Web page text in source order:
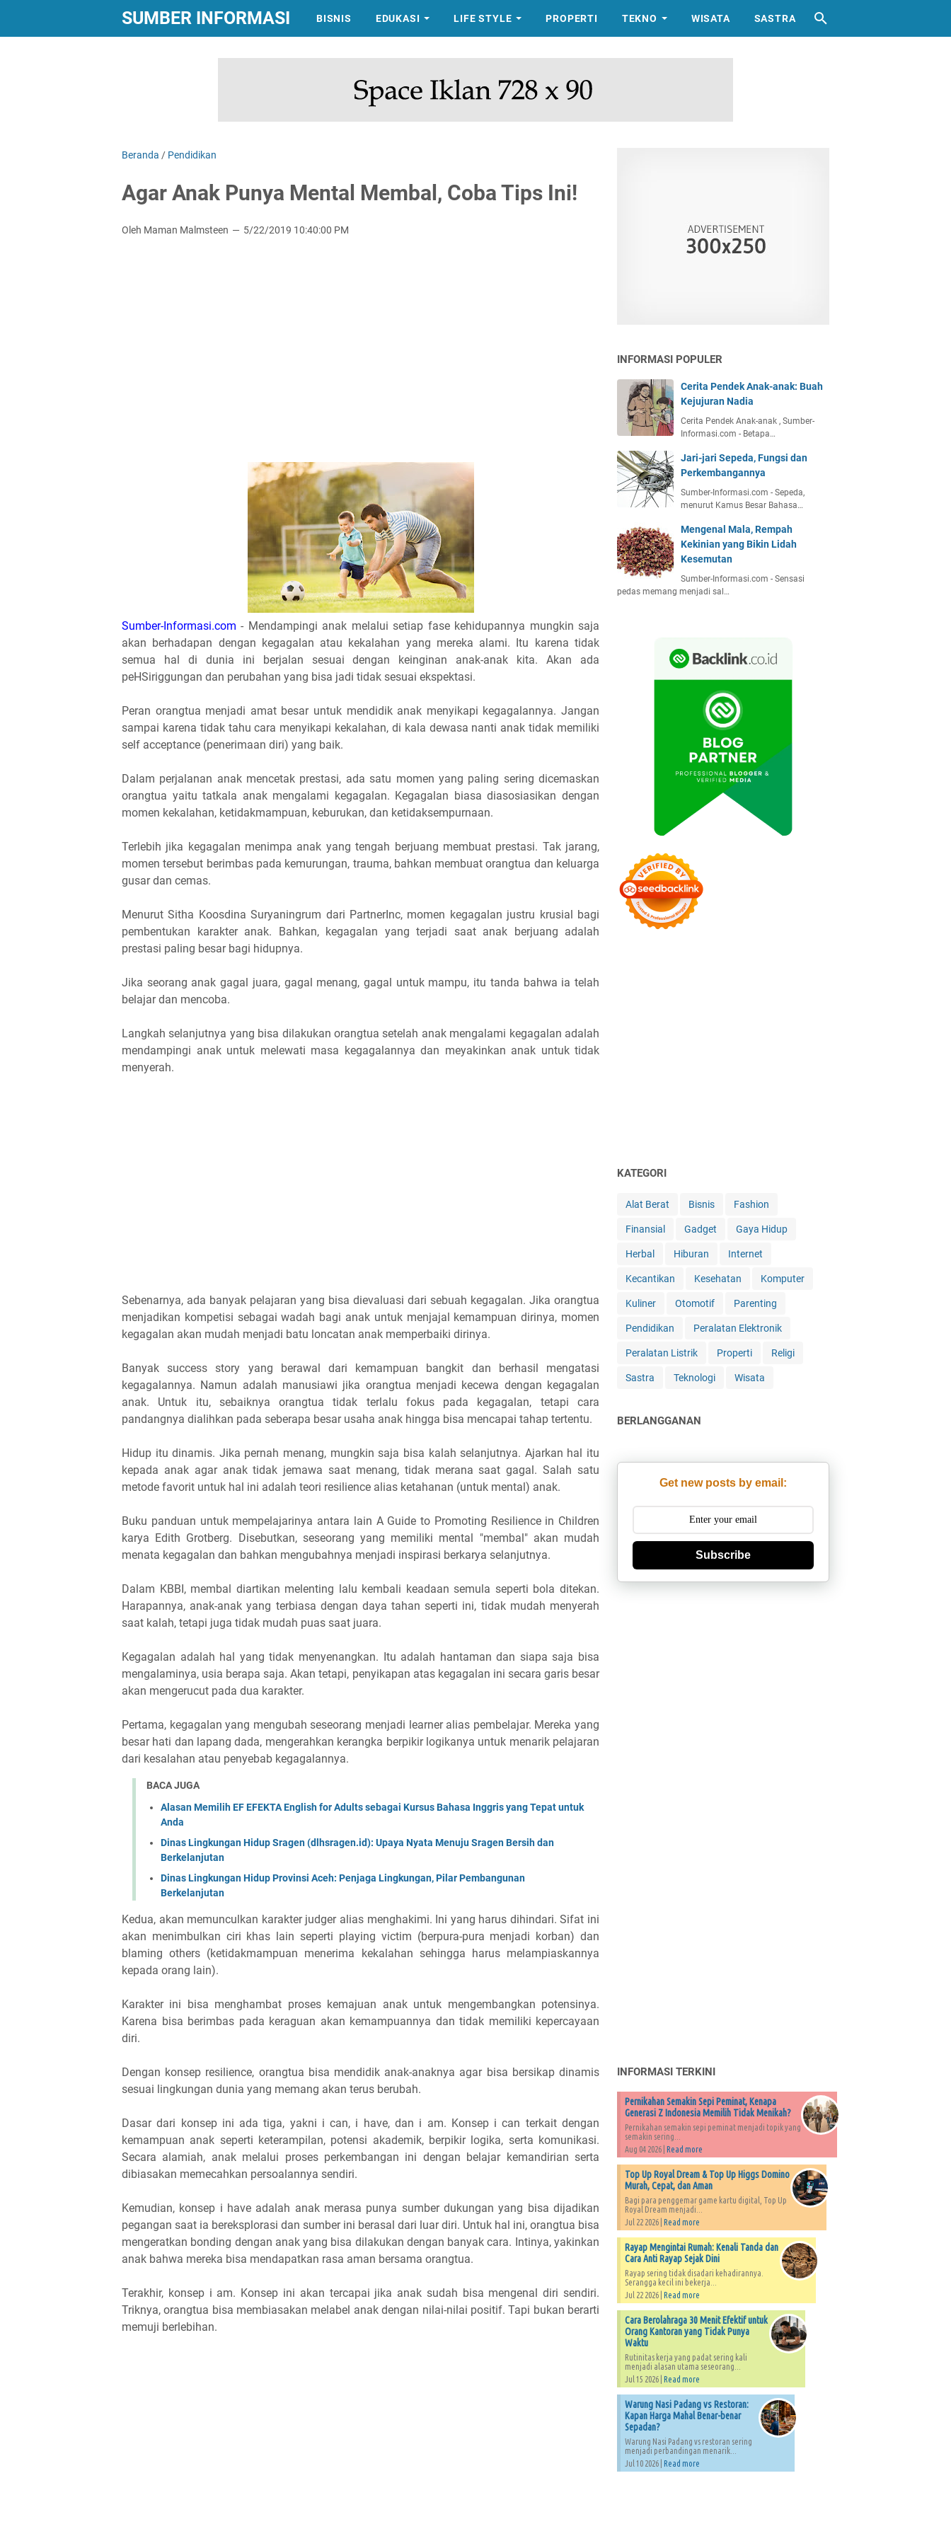
SUMBER INFORMASI BISNIS EDUKASI LIFE STYLE PROPERTI TEKNO WISATA SASTRA
Beranda / Pendidikan
Agar Anak Punya Mental Membal, Coba Tips Ini!
Oleh Maman Malmsteen 5/22/2019 10:40:00 PM
Sumber-Informasi.com - Mendampingi anak melalui setiap fase kehidupannya mungkin saja
akan berhadapan dengan kegagalan atau kekalahan yang mereka alami. Itu karena tidak
semua hal di dunia ini berjalan sesuai dengan keinginan anak-anak kita. Akan ada
peHSiriggungan dan perubahan yang bisa jadi tidak sesuai ekspektasi.
Peran orangtua menjadi amat besar untuk mendidik anak menyikapi kegagalannya. Jangan
sampai karena tidak tahu cara menyikapi kekalahan, di kala dewasa nanti anak tidak memiliki
self acceptance (penerimaan diri) yang baik.
Dalam perjalanan anak mencetak prestasi, ada satu momen yang paling sering dicemaskan
orangtua yaitu tatkala anak mengalami kegagalan. Kegagalan biasa diasosiasikan dengan
momen kekalahan, ketidakmampuan, keburukan, dan ketidaksempurnaan.
Terlebih jika kegagalan menimpa anak yang tengah berjuang membuat prestasi. Tak jarang,
momen tersebut berimbas pada kemurungan, trauma, bahkan membuat orangtua dan keluarga
gusar dan cemas.
Menurut Sitha Koosdina Suryaningrum dari PartnerInc, momen kegagalan justru krusial bagi
pembentukan karakter anak. Bahkan, kegagalan yang terjadi saat anak berjuang adalah
prestasi paling besar bagi hidupnya.
Jika seorang anak gagal juara, gagal menang, gagal untuk mampu, itu tanda bahwa ia telah
belajar dan mencoba.
Langkah selanjutnya yang bisa dilakukan orangtua setelah anak mengalami kegagalan adalah
mendampingi anak untuk melewati masa kegagalannya dan meyakinkan anak untuk tidak
menyerah.
Sebenarnya, ada banyak pelajaran yang bisa dievaluasi dari sebuah kegagalan. Jika orangtua
menjadikan kompetisi sebagai wadah bagi anak untuk menjajal kemampuan dirinya, momen
kegagalan akan mudah menjadi batu loncatan anak memperbaiki dirinya.
Banyak success story yang berawal dari kemampuan bangkit dan berhasil mengatasi
kegagalannya. Namun adalah manusiawi jika orangtua menjadi kecewa dengan kegagalan
anak. Untuk itu, sebaiknya orangtua tidak terlalu fokus pada kegagalan, tetapi cara
pandangnya dialihkan pada seberapa besar usaha anak hingga bisa mencapai tahap tertentu.
Hidup itu dinamis. Jika pernah menang, mungkin saja bisa kalah selanjutnya. Ajarkan hal itu
kepada anak agar anak tidak jemawa saat menang, tidak merana saat gagal. Salah satu
metode favorit untuk hal ini adalah teori resilience alias ketahanan (untuk mental) anak.
Buku panduan untuk mempelajarinya antara lain A Guide to Promoting Resilience in Children
karya Edith Grotberg. Disebutkan, seseorang yang memiliki mental "membal" akan mudah
menata kegagalan dan bahkan mengubahnya menjadi inspirasi berkarya selanjutnya.
Dalam KBBI, membal diartikan melenting lalu kembali keadaan semula seperti bola ditekan.
Harapannya, anak-anak yang terbiasa dengan daya tahan seperti ini, tidak mudah menyerah
saat kalah, tetapi juga tidak mudah puas saat juara.
Kegagalan adalah hal yang tidak menyenangkan. Itu adalah hantaman dan siapa saja bisa
mengalaminya, usia berapa saja. Akan tetapi, penyikapan atas kegagalan ini secara garis besar
akan mengerucut pada dua karakter.
Pertama, kegagalan yang mengubah seseorang menjadi learner alias pembelajar. Mereka yang
besar hati dan lapang dada, mengerahkan kerangka berpikir logikanya untuk menarik pelajaran
dari kesalahan atau penyebab kegagalannya.
BACA JUGA
Alasan Memilih EF EFEKTA English for Adults sebagai Kursus Bahasa Inggris yang Tepat untuk
Anda
Dinas Lingkungan Hidup Sragen (dlhsragen.id): Upaya Nyata Menuju Sragen Bersih dan
Berkelanjutan
Dinas Lingkungan Hidup Provinsi Aceh: Penjaga Lingkungan, Pilar Pembangunan
Berkelanjutan
Kedua, akan memunculkan karakter judger alias menghakimi. Ini yang harus dihindari. Sifat ini
akan menimbulkan ciri khas lain seperti playing victim (berpura-pura menjadi korban) dan
blaming others (ketidakmampuan menerima kekalahan sehingga harus melampiaskannya
kepada orang lain).
Karakter ini bisa menghambat proses kemajuan anak untuk mengembangkan potensinya.
Karena bisa berimbas pada keraguan akan kemampuannya dan tidak memiliki kepercayaan
diri.
Dengan konsep resilience, orangtua bisa mendidik anak-anaknya agar bisa bersikap dinamis
sesuai lingkungan dunia yang memang akan terus berubah.
Dasar dari konsep ini ada tiga, yakni i can, i have, dan i am. Konsep i can terkait dengan
kemampuan anak seperti keterampilan, potensi akademik, berpikir logika, serta komunikasi.
Secara alamiah, anak melalui proses perkembangan ini dengan belajar kemandirian serta
dibiasakan memecahkan persoalannya sendiri.
Kemudian, konsep i have adalah anak merasa punya sumber dukungan yang bisa dijadikan
pegangan saat ia bereksplorasi dan sumber ini berasal dari luar diri. Untuk hal ini, orangtua bisa
mengeratkan bonding dengan anak yang bisa dilakukan dengan banyak cara. Intinya, yakinkan
anak bahwa mereka bisa mendapatkan rasa aman bersama orangtua.
Terakhir, konsep i am. Konsep ini akan tercapai jika anak sudah bisa mengenal diri sendiri.
Triknya, orangtua bisa membiasakan melabel anak dengan nilai-nilai positif. Tapi bukan berarti
memuji berlebihan.
INFORMASI POPULER
Cerita Pendek Anak-anak: Buah
Kejujuran Nadia
Cerita Pendek Anak-anak , Sumber-
Informasi.com - Betapa…
Jari-jari Sepeda, Fungsi dan
Perkembangannya
Sumber-Informasi.com - Sepeda,
menurut Kamus Besar Bahasa…
Mengenal Mala, Rempah
Kekinian yang Bikin Lidah
Kesemutan
Sumber-Informasi.com - Sensasi
pedas memang menjadi sal…
KATEGORI
Alat Berat Bisnis Fashion
Finansial Gadget Gaya Hidup
Herbal Hiburan Internet
Kecantikan Kesehatan Komputer
Kuliner Otomotif Parenting
Pendidikan Peralatan Elektronik
Peralatan Listrik Properti Religi
Sastra Teknologi Wisata
BERLANGGANAN
Get new posts by email:
Subscribe
INFORMASI TERKINI
Pernikahan Semakin Sepi Peminat, Kenapa
Generasi Z Indonesia Memilih Tidak Menikah?
Pernikahan semakin sepi peminat menjadi topik yang
semakin sering...
Aug 04 2026 | Read more
Top Up Royal Dream & Top Up Higgs Domino
Murah, Cepat, dan Aman
Bagi para penggemar game kartu digital, Top Up
Royal Dream menjadi...
Jul 22 2026 | Read more
Rayap Mengintai Rumah: Kenali Tanda dan
Cara Anti Rayap Sejak Dini
Rayap sering tidak disadari kehadirannya.
Serangga kecil ini bekerja...
Jul 22 2026 | Read more
Cara Berolahraga 30 Menit Efektif untuk
Orang Kantoran yang Tidak Punya
Waktu
Rutinitas kerja yang padat sering kali
menjadi alasan utama seseorang...
Jul 15 2026 | Read more
Warung Nasi Padang vs Restoran:
Kapan Harga Mahal Benar-benar
Sepadan?
Warung Nasi Padang vs restoran sering
menjadi perbandingan menarik...
Jul 10 2026 | Read more